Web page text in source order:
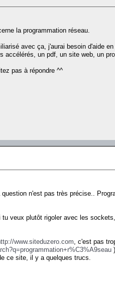
la programmation réseau.
avec ça, j'aurai besoin d'aide
accélérés, un pdf, un site web, un
pas à répondre ^^
n'est pas très précise..
veux plutôt rigoler avec les
www.siteduzero.com , c'est pas
)
ce site, il y a quelques trucs.